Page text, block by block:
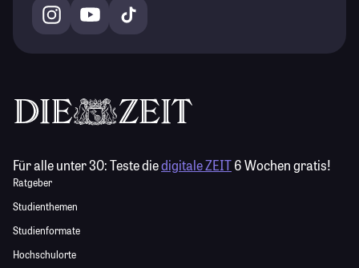
Für alle unter 30:Teste diedigitale ZEIT6 Wochen gratis!
Ratgeber
Studienthemen
Studienformate
Hochschulorte